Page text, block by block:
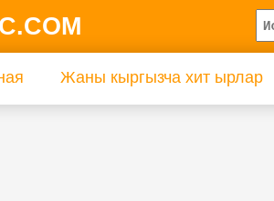
Жаны кыргызча хит ырлар